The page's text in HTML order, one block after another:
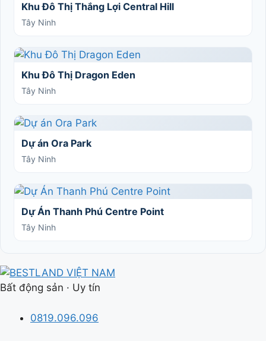
Khu Đô Thị Thắng Lợi Central Hill
Tây Ninh
Khu Đô Thị Dragon Eden
Tây Ninh
Dự án Ora Park
Tây Ninh
Dự Án Thanh Phú Centre Point
Tây Ninh
Bất động sản · Uy tín
0819.096.096